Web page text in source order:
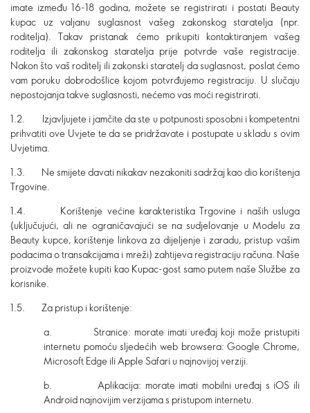
imate između 16-18 godina, možete se registrirati i postati Beauty
kupac uz valjanu suglasnost vašeg zakonskog staratelja (npr.
roditelja). Takav pristanak ćemo prikupiti kontaktiranjem vašeg
roditelja ili zakonskog staratelja prije potvrde vaše registracije.
Nakon što vaš roditelj ili zakonski staratelj da suglasnost, poslat ćemo
vam poruku dobrodošlice kojom potvrđujemo registraciju. U slučaju
nepostojanja takve suglasnosti, nećemo vas moći registrirati.
1.2. Izjavljujete i jamčite da ste u potpunosti sposobni i kompetentni
prihvatiti ove Uvjete te da se pridržavate i postupate u skladu s ovim
Uvjetima.
1.3. Ne smijete davati nikakav nezakoniti sadržaj kao dio korištenja
Trgovine.
1.4. Korištenje većine karakteristika Trgovine i naših usluga
(uključujući, ali ne ograničavajući se na sudjelovanje u Modelu za
Beauty kupce, korištenje linkova za dijeljenje i zaradu, pristup vašim
podacima o transakcijama i mreži) zahtijeva registraciju računa. Naše
proizvode možete kupiti kao Kupac-gost samo putem naše Službe za
korisnike.
1.5. Za pristup i korištenje:
a. Stranice: morate imati uređaj koji može pristupiti
internetu pomoću sljedećih web browsera: Google Chrome,
Microsoft Edge ili Apple Safari u najnovijoj verziji.
b. Aplikacija: morate imati mobilni uređaj s iOS ili
Android najnovijim verzijama s pristupom internetu.